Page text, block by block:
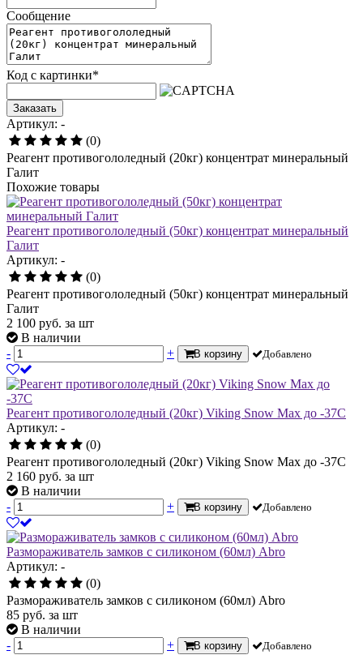
Сообщение
Код с картинки*
Заказать
Артикул: -
(0)
Реагент противогололедный (20кг) концентрат минеральный
Галит
Похожие товары
Реагент противогололедный (50кг) концентрат минеральный
Галит
Артикул: -
(0)
Реагент противогололедный (50кг) концентрат минеральный
Галит
2 100 руб. за шт
В наличии
-
+ В корзину Добавлено
Реагент противогололедный (20кг) Viking Snow Max до -37С
Артикул: -
(0)
Реагент противогололедный (20кг) Viking Snow Max до -37С
2 160 руб. за шт
В наличии
-
+ В корзину Добавлено
Размораживатель замков с силиконом (60мл) Abro
Артикул: -
(0)
Размораживатель замков с силиконом (60мл) Abro
85 руб. за шт
В наличии
-
+ В корзину Добавлено